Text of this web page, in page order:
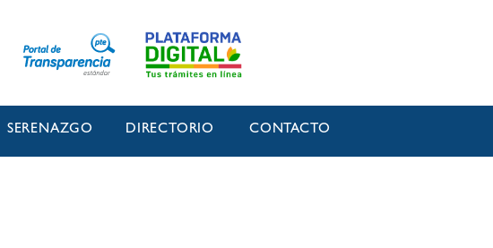
SERENAZGO DIRECTORIO CONTACTO